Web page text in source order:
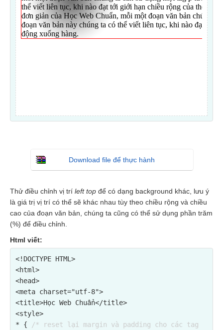
Download file để thực hành
Thử điều chỉnh vị trí left top để có dạng background khác, lưu ý
là giá trị vị trí có thể sẽ khác nhau tùy theo chiều rộng và chiều
cao của đoạn văn bản, chúng ta cũng có thể sử dụng phần trăm
(%) để điều chỉnh.
Html viết:
<!DOCTYPE HTML>
<html>
<head>
<meta charset="utf-8">
<title>Học Web Chuẩn</title>
<style>
* {
/* reset lại margin và padding cho các tag